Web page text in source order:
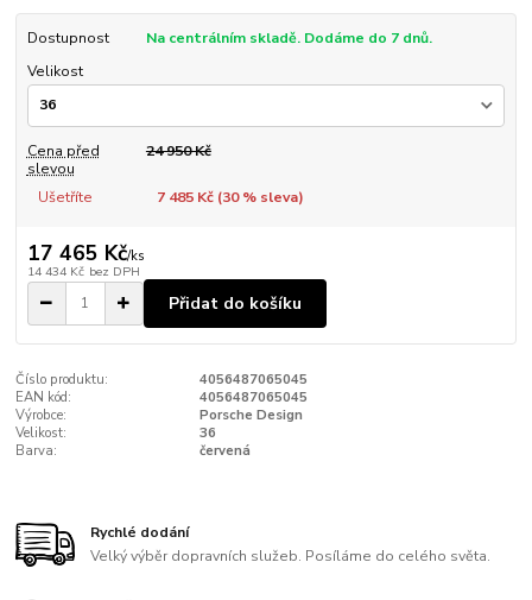
Dostupnost
Na centrálním skladě. Dodáme do 7 dnů.
Velikost
Cena před
slevou
24 950 Kč
Ušetříte 7 485 Kč (30% sleva)
17 465 Kč/ks
14 434 Kč bez DPH
Přidat do košíku
Číslo produktu:
4056487065045
EAN kód:
4056487065045
Výrobce:
Porsche Design
Velikost:
36
Barva:
červená
Rychlé dodání
Velký výběr dopravních služeb. Posíláme do celého světa.